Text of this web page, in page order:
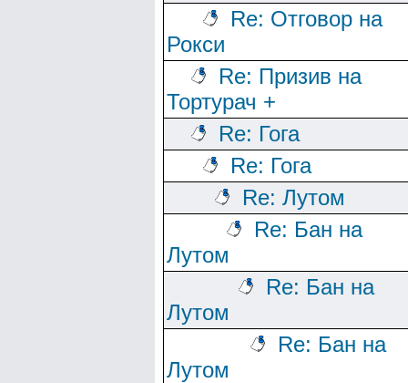
Re: Отговор на
Рокси
Re: Призив на
Тортурач +
Re: Гога
Re: Гога
Re: Лутом
Re: Бан на
Лутом
Re: Бан на
Лутом
Re: Бан на
Лутом